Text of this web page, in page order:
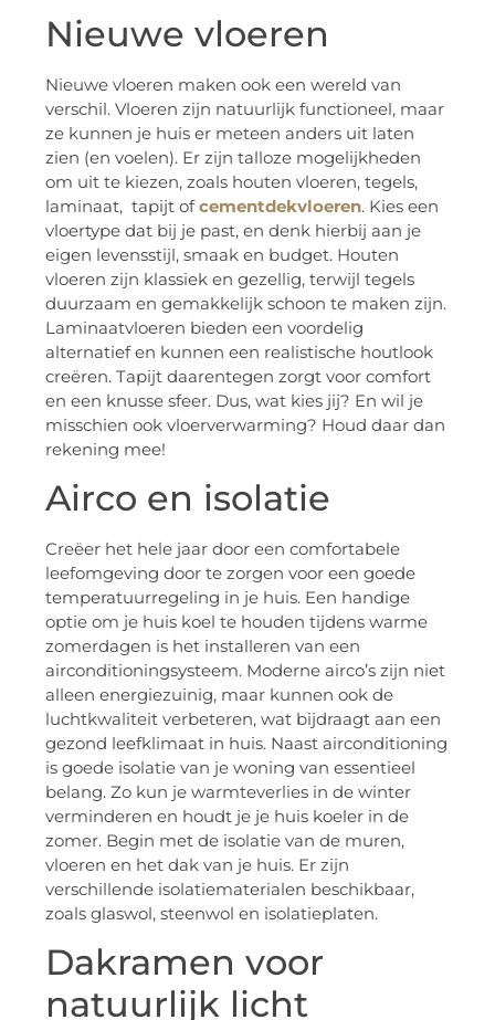
Nieuwe vloeren
Nieuwe vloeren maken ook een wereld van
verschil. Vloeren zijn natuurlijk functioneel, maar
ze kunnen je huis er meteen anders uit laten
zien (en voelen). Er zijn talloze mogelijkheden
om uit te kiezen, zoals houten vloeren, tegels,
laminaat, tapijt ofcementdekvloeren. Kies een
vloertype dat bij je past, en denk hierbij aan je
eigen levensstijl, smaak en budget. Houten
vloeren zijn klassiek en gezellig, terwijl tegels
duurzaam en gemakkelijk schoon te maken zijn.
Laminaatvloeren bieden een voordelig
alternatief en kunnen een realistische houtlook
creëren. Tapijt daarentegen zorgt voor comfort
en een knusse sfeer. Dus, wat kies jij? En wil je
misschien ook vloerverwarming? Houd daar dan
rekening mee!
Airco en isolatie
Creëer het hele jaar door een comfortabele
leefomgeving door te zorgen voor een goede
temperatuurregeling in je huis. Een handige
optie om je huis koel te houden tijdens warme
zomerdagen is het installeren van een
airconditioningsysteem. Moderne airco’s zijn niet
alleen energiezuinig, maar kunnen ook de
luchtkwaliteit verbeteren, wat bijdraagt aan een
gezond leefklimaat in huis. Naast airconditioning
is goede isolatie van je woning van essentieel
belang. Zo kun je warmteverlies in de winter
verminderen en houdt je je huis koeler in de
zomer. Begin met de isolatie van de muren,
vloeren en het dak van je huis. Er zijn
verschillende isolatiematerialen beschikbaar,
zoals glaswol, steenwol en isolatieplaten.
Dakramen voor
natuurlijk licht